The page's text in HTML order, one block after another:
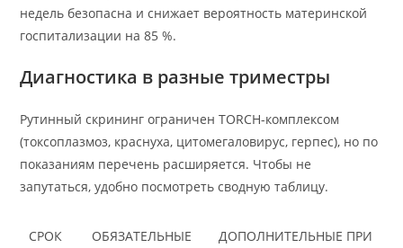
недель безопасна и снижает вероятность материнской
госпитализации на 85 %.
Диагностика в разные триместры
Рутинный скрининг ограничен TORCH-комплексом
(токсоплазмоз, краснуха, цитомегаловирус, герпес), но по
показаниям перечень расширяется. Чтобы не
запутаться, удобно посмотреть сводную таблицу.
СРОК
ОБЯЗАТЕЛЬНЫЕ
ДОПОЛНИТЕЛЬНЫЕ ПРИ